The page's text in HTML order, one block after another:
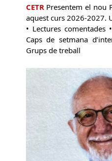
CETR Presentem el nou
aquest curs 2026-2027.
• Lectures comentades
Caps de setmana
Grups de treball